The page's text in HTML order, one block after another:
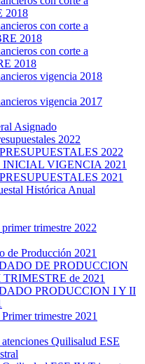
2018
con corte a
2018
con corte a
2018
vigencia 2018
vigencia 2017
Asignado
2022
2022
INICIAL VIGENCIA 2021
2021
Histórica Anual
trimestre 2022
de Producción 2021
DE PRODUCCION
de 2021
PRODUCCION I Y II
trimestre 2021
Quilisalud ESE